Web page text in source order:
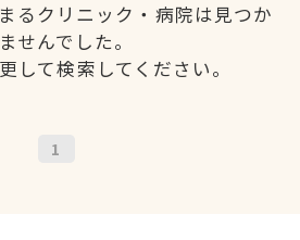
るクリニック・病院は見つか
せんでした。
して検索してください。
1